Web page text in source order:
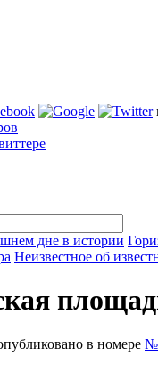
дне в истории
Неизвестное об
в номере